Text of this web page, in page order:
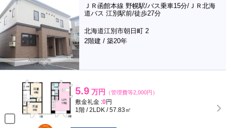
ＪＲ函館本線 野幌駅/バス乗車15分/ＪＲ北海
道バス 江別駅前/徒歩27分
北海道江別市朝日町 2
2階建 / 築20年
5.9 万円 （管理費等2,000円）
敷金礼金 :0円
1階 / 2LDK / 57.83㎡
ポンタ